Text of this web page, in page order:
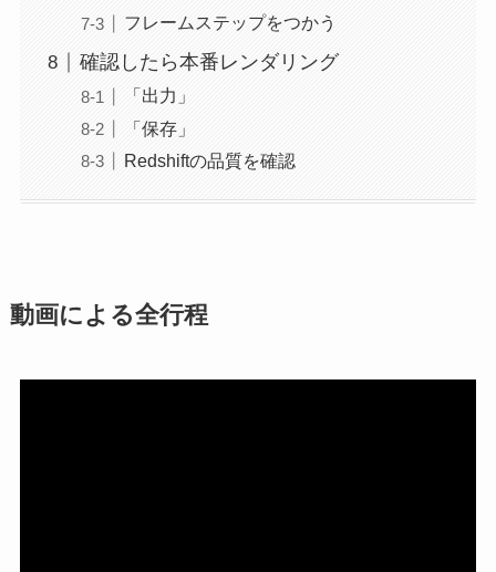
フレームステップをつかう
確認したら本番レンダリング
「出力」
「保存」
Redshiftの品質を確認
動画による全行程